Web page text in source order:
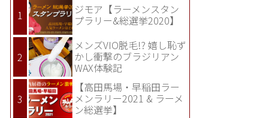
ジモア【ラーメンスタン
プラリー&総選挙2020】
メンズVIO脱毛!? 嬉し恥ず
かし衝撃のブラジリアン
WAX体験記
【高田馬場・早稲田ラー
メンラリー2021 & ラーメ
ン総選挙】